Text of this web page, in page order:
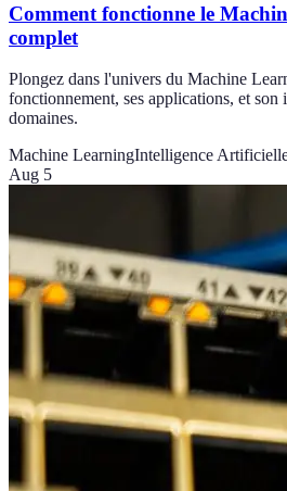
Comment fonctionne le
complet
Plongez dans l'univers du Machine
fonctionnement, ses applications, et son
domaines.
Machine LearningIntelligence
Aug 5